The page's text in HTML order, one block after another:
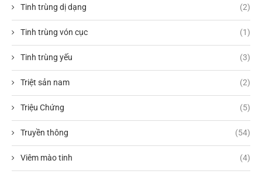
Tinh trùng dị dạng (2)
Tinh trùng vón cục (1)
Tinh trùng yếu (3)
Triệt sản nam (2)
Triệu Chứng (5)
Truyền thông (54)
Viêm mào tinh (4)